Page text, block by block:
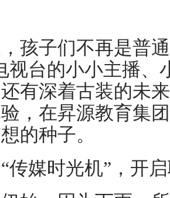
子们不再是普通
视台的小小主播、
有深着古装的未
，在昇源教育集
的种子。
媒时光机”，开启